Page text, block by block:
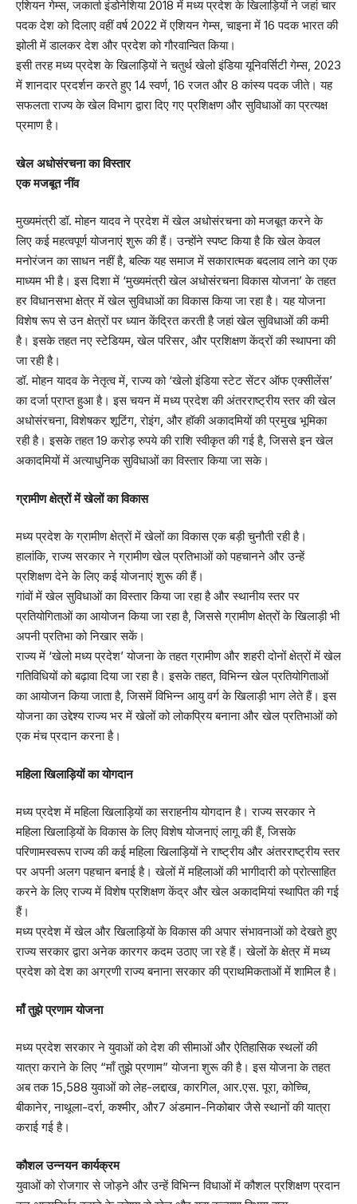
एशियन गेम्स, जकार्ता इंडोनेशिया 2018 में मध्य प्रदेश के खिलाड़ियों ने जहां चार
पदक देश को दिलाए वहीं वर्ष 2022 में एशियन गेम्स, चाइना में 16 पदक भारत की
झोली में डालकर देश और प्रदेश को गौरवान्वित किया।
इसी तरह मध्य प्रदेश के खिलाड़ियों ने चतुर्थ खेलो इंडिया यूनिवर्सिटी गेम्स, 2023
में शानदार प्रदर्शन करते हुए 14 स्वर्ण, 16 रजत और 8 कांस्य पदक जीते। यह
सफलता राज्य के खेल विभाग द्वारा दिए गए प्रशिक्षण और सुविधाओं का प्रत्यक्ष
प्रमाण है।
खेल अधोसंरचना का विस्तार
एक मजबूत नींव
मुख्यमंत्री डॉ. मोहन यादव ने प्रदेश में खेल अधोसंरचना को मजबूत करने के
लिए कई महत्वपूर्ण योजनाएं शुरू की हैं। उन्होंने स्पष्ट किया है कि खेल केवल
मनोरंजन का साधन नहीं है, बल्कि यह समाज में सकारात्मक बदलाव लाने का एक
माध्यम भी है। इस दिशा में ‘मुख्यमंत्री खेल अधोसंरचना विकास योजना’ के तहत
हर विधानसभा क्षेत्र में खेल सुविधाओं का विकास किया जा रहा है। यह योजना
विशेष रूप से उन क्षेत्रों पर ध्यान केंद्रित करती है जहां खेल सुविधाओं की कमी
है। इसके तहत नए स्टेडियम, खेल परिसर, और प्रशिक्षण केंद्रों की स्थापना की
जा रही है।
डॉ. मोहन यादव के नेतृत्व में, राज्य को ‘खेलो इंडिया स्टेट सेंटर ऑफ एक्सीलेंस’
का दर्जा प्राप्त हुआ है। इस चयन में मध्य प्रदेश की अंतरराष्ट्रीय स्तर की खेल
अधोसंरचना, विशेषकर शूटिंग, रोइंग, और हॉकी अकादमियों की प्रमुख भूमिका
रही है। इसके तहत 19 करोड़ रुपये की राशि स्वीकृत की गई है, जिससे इन खेल
अकादमियों में अत्याधुनिक सुविधाओं का विस्तार किया जा सके।
ग्रामीण क्षेत्रों में खेलों का विकास
मध्य प्रदेश के ग्रामीण क्षेत्रों में खेलों का विकास एक बड़ी चुनौती रही है।
हालांकि, राज्य सरकार ने ग्रामीण खेल प्रतिभाओं को पहचानने और उन्हें
प्रशिक्षण देने के लिए कई योजनाएं शुरू की हैं।
गांवों में खेल सुविधाओं का विस्तार किया जा रहा है और स्थानीय स्तर पर
प्रतियोगिताओं का आयोजन किया जा रहा है, जिससे ग्रामीण क्षेत्रों के खिलाड़ी भी
अपनी प्रतिभा को निखार सकें।
राज्य में ‘खेलो मध्य प्रदेश’ योजना के तहत ग्रामीण और शहरी दोनों क्षेत्रों में खेल
गतिविधियों को बढ़ावा दिया जा रहा है। इसके तहत, विभिन्न खेल प्रतियोगिताओं
का आयोजन किया जाता है, जिसमें विभिन्न आयु वर्ग के खिलाड़ी भाग लेते हैं। इस
योजना का उद्देश्य राज्य भर में खेलों को लोकप्रिय बनाना और खेल प्रतिभाओं को
एक मंच प्रदान करना है।
महिला खिलाड़ियों का योगदान
मध्य प्रदेश में महिला खिलाड़ियों का सराहनीय योगदान है। राज्य सरकार ने
महिला खिलाड़ियों के विकास के लिए विशेष योजनाएं लागू की हैं, जिसके
परिणामस्वरूप राज्य की कई महिला खिलाड़ियों ने राष्ट्रीय और अंतरराष्ट्रीय स्तर
पर अपनी अलग पहचान बनाई है। खेलों में महिलाओं की भागीदारी को प्रोत्साहित
करने के लिए राज्य में विशेष प्रशिक्षण केंद्र और खेल अकादमियां स्थापित की गई
हैं।
मध्य प्रदेश में खेल और खिलाड़ियों के विकास की अपार संभावनाओं को देखते हुए
राज्य सरकार द्वारा अनेक कारगर कदम उठाए जा रहे हैं। खेलों के क्षेत्र में मध्य
प्रदेश को देश का अग्रणी राज्य बनाना सरकार की प्राथमिकताओं में शामिल है।
माँ तुझे प्रणाम योजना
मध्य प्रदेश सरकार ने युवाओं को देश की सीमाओं और ऐतिहासिक स्थलों की
यात्रा कराने के लिए “माँ तुझे प्रणाम” योजना शुरू की है। इस योजना के तहत
अब तक 15,588 युवाओं को लेह-लद्दाख, कारगिल, आर.एस. पूरा, कोच्चि,
बीकानेर, नाथूला-दर्रा, कश्मीर, और7 अंडमान-निकोबार जैसे स्थानों की यात्रा
कराई गई है।
कौशल उन्नयन कार्यक्रम
युवाओं को रोजगार से जोड़ने और उन्हें विभिन्न विधाओं में कौशल प्रशिक्षण प्रदान